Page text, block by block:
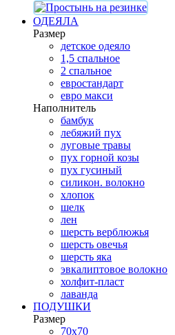
ОДЕЯЛА
Размер
детское одеяло
1,5 спальное
2 спальное
евростандарт
евро макси
Наполнитель
бамбук
лебяжий пух
луговые травы
пух горной козы
пух гусиный
силикон. волокно
хлопок
шелк
лен
шерсть верблюжья
шерсть овечья
шерсть яка
эвкалиптовое волокно
холфит-пласт
лаванда
ПОДУШКИ
Размер
70х70